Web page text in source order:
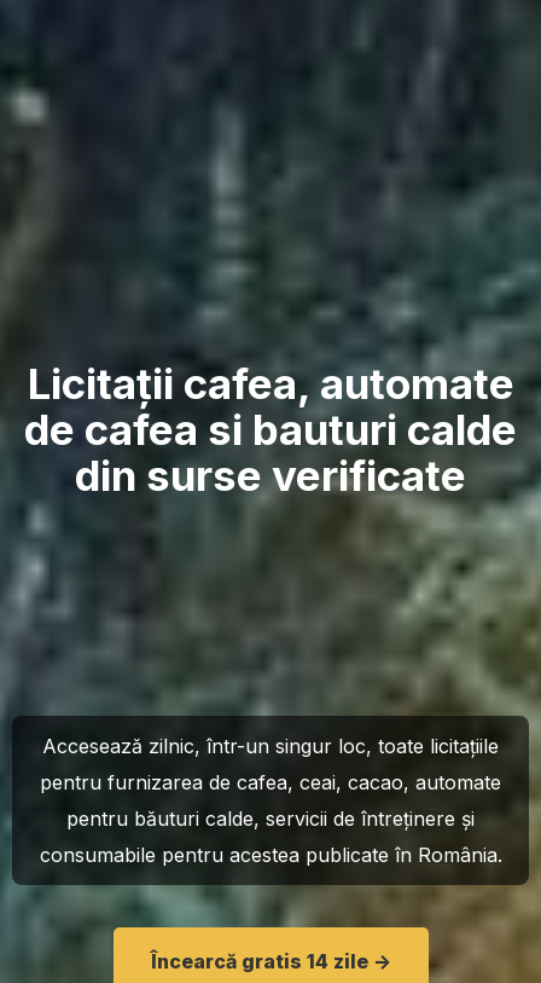
Licitații cafea, automate
de cafea si bauturi calde
din surse verificate
Accesează zilnic, într-un singur loc, toate licitațiile
pentru furnizarea de cafea, ceai, cacao, automate
pentru băuturi calde, servicii de întreținere și
consumabile pentru acestea publicate în România.
Încearcă gratis 14 zile ->